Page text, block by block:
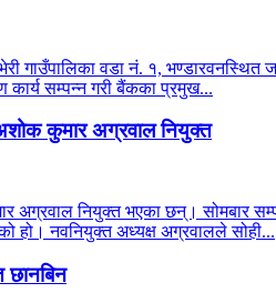
गाउँपालिका वडा नं. १,
कार्य सम्पन्न गरी बैंकका प्रमुख...
कुमार अग्रवाल नियुक्त
नियुक्त भएका छन्। सोमबार
हो। नवनियुक्त अध्यक्ष अग्रवालले सोही...
छानबिन